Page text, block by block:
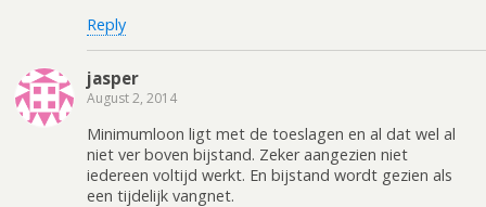
Reply
jasper
August 2, 2014
Minimumloon ligt met de toeslagen en al dat wel al
niet ver boven bijstand. Zeker aangezien niet
iedereen voltijd werkt. En bijstand wordt gezien als
een tijdelijk vangnet.